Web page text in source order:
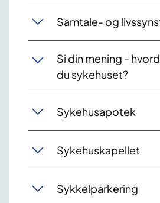
Samtale- og
Si din mening -
du sykehuset?
Sykehusapotek
Sykehuskapellet
Sykkelparkering